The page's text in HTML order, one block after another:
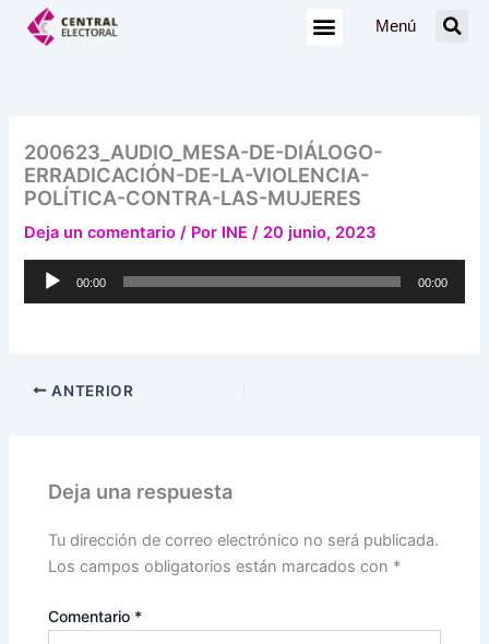
Menú
200623_AUDIO_MESA-DE-DIÁLOGO-
ERRADICACIÓN-DE-LA-VIOLENCIA-
POLÍTICA-CONTRA-LAS-MUJERES
Deja un comentario / Por INE/ 20 junio, 2023
Reproductor
00:00 00:00
ANTERIOR
Deja una respuesta
Tu dirección de correo electrónico no será publicada.
Los campos obligatorios están marcados con *
Comentario *